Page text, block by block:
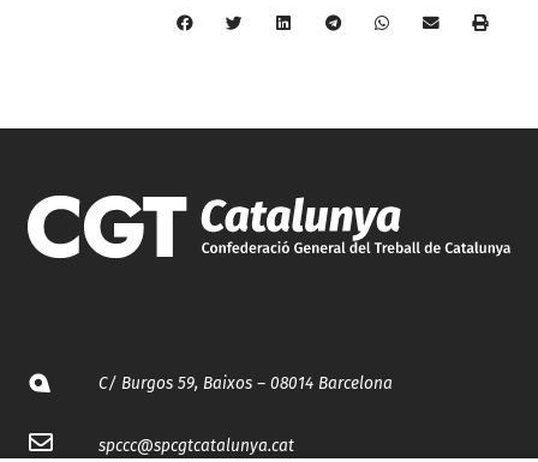
C/ Burgos 59, Baixos – 08014 Barcelona
spccc@spcgtcatalunya.cat